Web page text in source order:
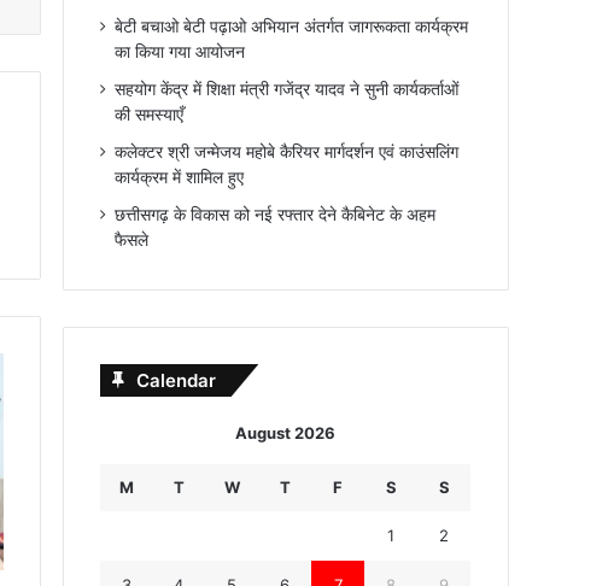
बेटी बचाओ बेटी पढ़ाओ अभियान अंतर्गत जागरूकता कार्यक्रम
का किया गया आयोजन
सहयोग केंद्र में शिक्षा मंत्री गजेंद्र यादव ने सुनी कार्यकर्ताओं
की समस्याएँ
कलेक्टर श्री जन्मेजय महोबे कैरियर मार्गदर्शन एवं काउंसलिंग
कार्यक्रम में शामिल हुए
छत्तीसगढ़ के विकास को नई रफ्तार देने कैबिनेट के अहम
फैसले
Calendar
August 2026
M T W T F S S
1 2